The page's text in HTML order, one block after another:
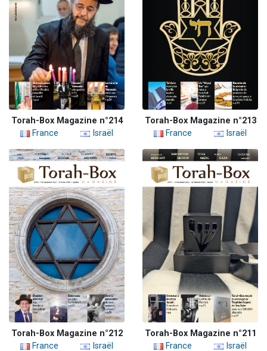
Torah-Box Magazine n°214
France
Israël
Torah-Box Magazine n°213
France
Israël
Torah-Box Magazine n°212
France
Israël
Torah-Box Magazine n°211
France
Israël